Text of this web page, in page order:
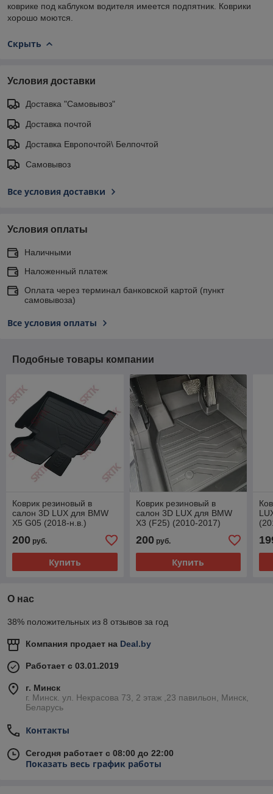
коврике под каблуком водителя имеется подпятник. Коврики
хорошо моются.
Скрыть
Условия доставки
Доставка "Самовывоз"
Доставка почтой
Доставка Европочтой\ Белпочтой
Самовывоз
Все условия доставки
Условия оплаты
Наличными
Наложенный платеж
Оплата через терминал банковской картой (пункт
самовывоза)
Все условия оплаты
Подобные товары компании
Коврик резиновый в
салон 3D LUX для BMW
X5 G05 (2018-н.в.)
200 руб.
Купить
Коврик резиновый в
салон 3D LUX для BMW
X3 (F25) (2010-2017)
VOD.3D.BM.X.3.10G.08X25
200руб.
Купить
О нас
38% положительных из 8 отзывов за год
Компания продает на Deal.by
Работает с 03.01.2019
г. Минск
г. Минск. ул. Некрасова 73, 2 этаж ,23 павильон, Минск,
Беларусь
Контакты
Сегодня работает с 08:00 до 22:00
Показать весь график работы